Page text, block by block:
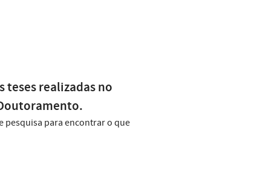
teses realizadas no
pesquisa para encontrar o que